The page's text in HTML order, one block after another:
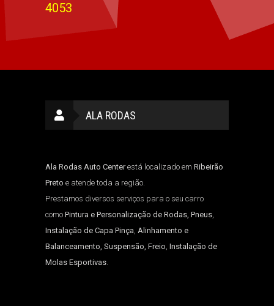
4053
ALA RODAS
Ala Rodas Auto Centerestá localizado em Ribeirão
Preto e atende toda a região.
Prestamos diversos serviços para o seu carro
como Pintura e Personalização de Rodas, Pneus,
Instalação de Capa Pinça, Alinhamento e
Balanceamento, Suspensão, Freio, Instalação de
Molas Esportivas.